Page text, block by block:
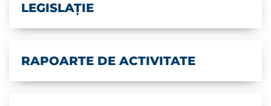
LEGISLAȚIE
RAPOARTE DE ACTIVITATE